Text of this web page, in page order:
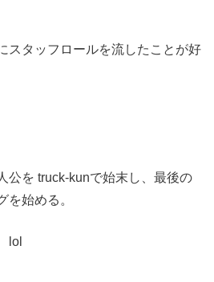
スタッフロールを流したことが好
公を truck-kunで始末し、最後の
を始める。
lol